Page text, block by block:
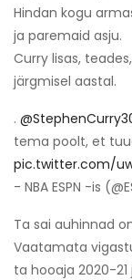
Hindan kogu
ja paremaid asju.
Curry lisas,
järgmisel aastal.
.
tema poolt, et
pic.twitter.com/
- NBA ESPN -is
Ta sai auhinnad
Vaatamata
ta hooaja 2020-